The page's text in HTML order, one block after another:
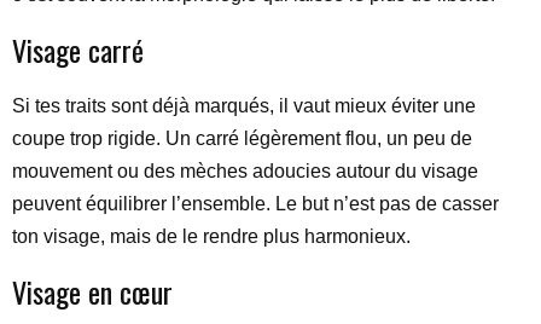
Visage carré
Si tes traits sont déjà marqués, il vaut mieux éviter une
coupe trop rigide. Un carré légèrement flou, un peu de
mouvement ou des mèches adoucies autour du visage
peuvent équilibrer l’ensemble. Le but n’est pas de casser
ton visage, mais de le rendre plus harmonieux.
Visage en cœur